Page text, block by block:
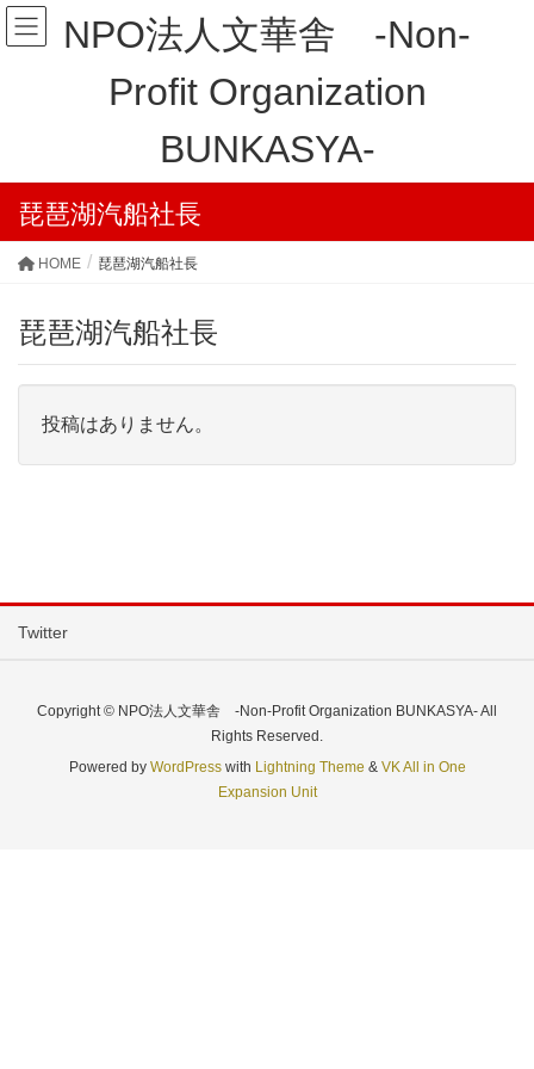
NPO法人文華舎 -Non-
Profit Organization
BUNKASYA-
琵琶湖汽船社長
HOME 琵琶湖汽船社長
琵琶湖汽船社長
投稿はありません。
Twitter
Copyright © NPO法人文華舎 -Non-Profit Organization BUNKASYA- All
Rights Reserved.
Powered by WordPresswith Lightning Theme & VK All in One
Expansion Unit